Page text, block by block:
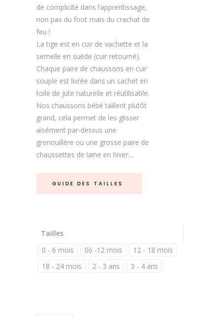
de complicité dans l’apprentissage,
non pas du foot mais du crachat de
feu !
La tige est en cuir de vachette et la
semelle en suède (cuir retourné).
Chaque paire de chaussons en cuir
souple est livrée dans un sachet en
toile de jute naturelle et réutilisable.
Nos chaussons bébé taillent plutôt
grand, cela permet de les glisser
aisément par-dessus une
grenouillère ou une grosse paire de
chaussettes de laine en hiver…
GUIDE DES TAILLES
Tailles
0 - 6 mois
06 -12 mois
12 - 18 mois
18 - 24 mois
2 - 3 ans 3 - 4 ans